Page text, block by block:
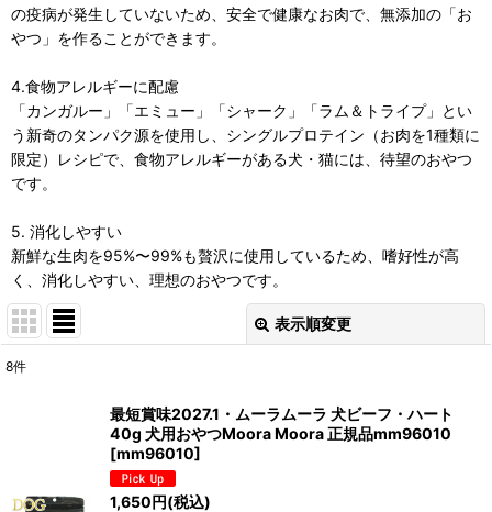
の疫病が発生していないため、安全で健康なお肉で、無添加の「お
やつ」を作ることができます。
4.食物アレルギーに配慮
「カンガルー」「エミュー」「シャーク」「ラム＆トライプ」とい
う新奇のタンパク源を使用し、シングルプロテイン（お肉を1種類に
限定）レシピで、食物アレルギーがある犬・猫には、待望のおやつ
です。
5. 消化しやすい
新鮮な生肉を95%〜99%も贅沢に使用しているため、嗜好性が高
く、消化しやすい、理想のおやつです。
表示順変更
8件
最短賞味2027.1・ムーラムーラ 犬ビーフ・ハート
40g 犬用おやつMoora Moora 正規品mm96010
[mm96010]
1,650円(税込)